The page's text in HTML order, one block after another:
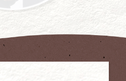
れた活動には、
貢献大賞」が